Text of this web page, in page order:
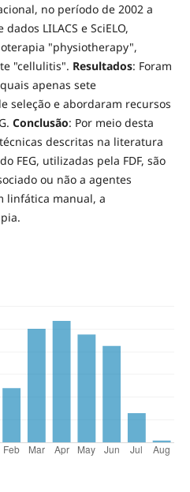
no período de 2002 a
LILACS e SciELO,
"physiotherapy",
"cellulitis". Resultados: Foram
apenas sete
seleção e abordaram recursos
Conclusão: Por meio desta
descritas na literatura
FEG, utilizadas pela FDF, são
ou não a agentes
linfática manual, a